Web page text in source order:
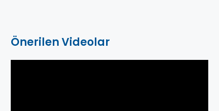
Önerilen Videolar